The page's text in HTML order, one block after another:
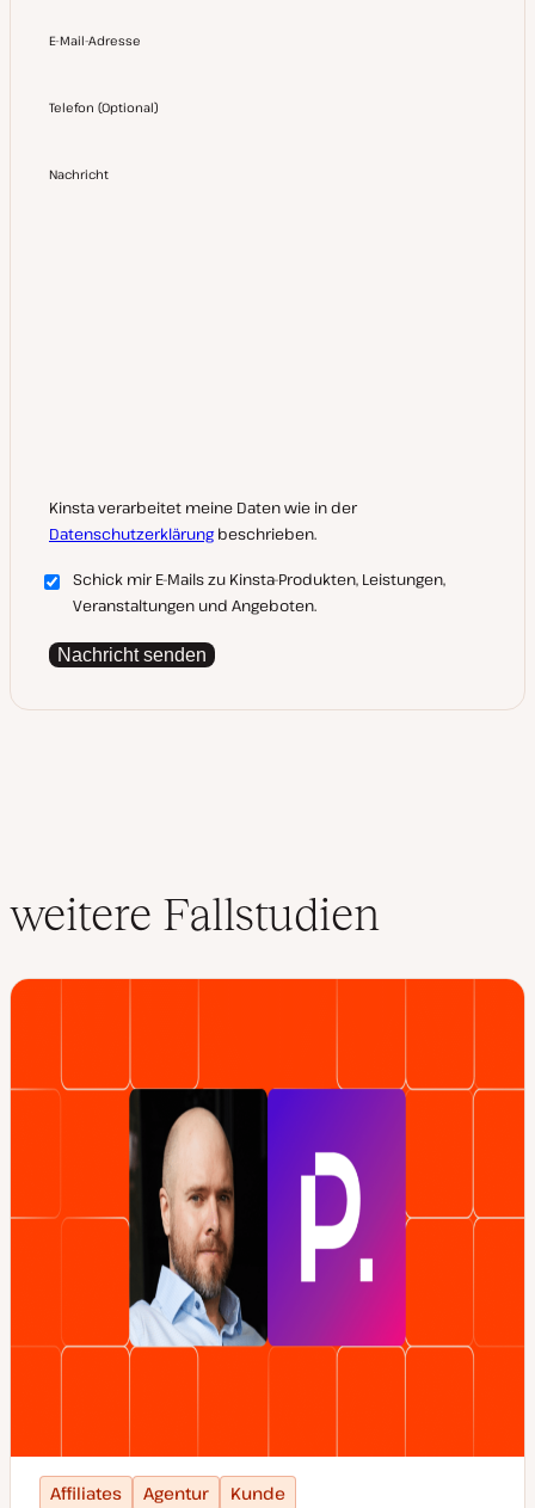
E-Mail-Adresse
Telefon (Optional)
Nachricht
Kinsta verarbeitet meine Daten wie in der
Datenschutzerklärungbeschrieben.
Schick mir E-Mails zu Kinsta-Produkten, Leistungen,
Veranstaltungen und Angeboten.
Nachricht senden
weitere Fallstudien
Affiliates Agentur Kunde